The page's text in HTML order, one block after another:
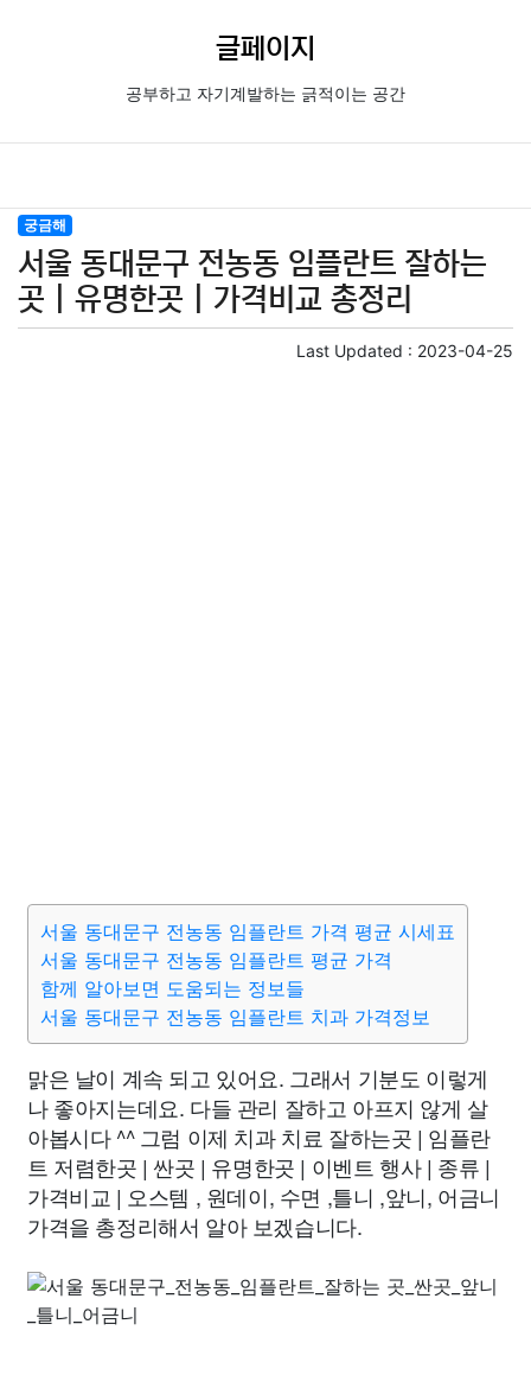
글페이지
공부하고 자기계발하는 긁적이는 공간
궁금해
서울 동대문구 전농동 임플란트 잘하는
곳 | 유명한곳 | 가격비교 총정리
Last Updated : 2023-04-25
서울 동대문구 전농동 임플란트 가격 평균 시세표
서울 동대문구 전농동 임플란트 평균 가격
함께 알아보면 도움되는 정보들
서울 동대문구 전농동 임플란트 치과 가격정보
맑은 날이 계속 되고 있어요. 그래서 기분도 이렇게
나 좋아지는데요. 다들 관리 잘하고 아프지 않게 살
아봅시다 ^^ 그럼 이제 치과 치료 잘하는곳 | 임플란
트 저렴한곳 | 싼곳 | 유명한곳 | 이벤트 행사 | 종류 |
가격비교 | 오스템 , 원데이, 수면 ,틀니 ,앞니, 어금니
가격을 총정리해서 알아 보겠습니다.